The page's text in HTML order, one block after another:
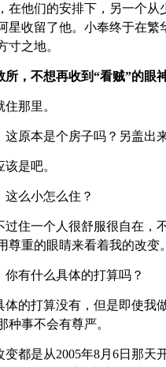
在他们的安排下，另一个从
星收留了他。小奉终于在繁
寸之地。
所，不想再收到“看贼”的眼
那里。
这原本是个房子吗？另盖出
是吧。
这么小怎么住？
过住一个人很舒服很自在，
尊重的眼睛来看着我的改变
你有什么具体的打算吗？
体的打算没有，但是即使我
种事不会有尊严。
变都是从2005年8月6日那天